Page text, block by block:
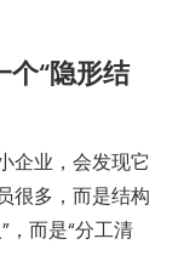
个“隐形结
企业，会发现它
很多，而是结构
，而是“分工清